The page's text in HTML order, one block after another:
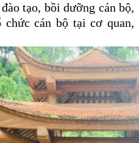
tạo, bồi dưỡng cán bộ,
cán bộ tại cơ quan,